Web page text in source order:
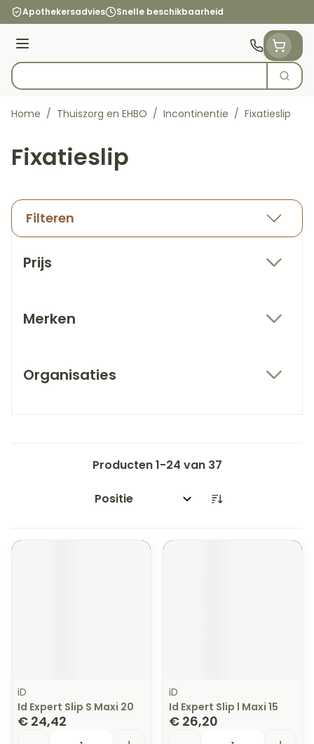
Ga naar de inhoud
Apothekersadvies Snelle beschikbaarheid
Menu
Product, merk, categorie...
Zoek
Home / Thuiszorg en EHBO / Incontinentie / Fixatieslip
Fixatieslip
Filteren
Prijs
Merken
Organisaties
Producten1-24 van 37
Sorteer op:
iD
Id Expert Slip S Maxi 20
€ 24,42
iD
Id Expert Slip l Maxi 15
€ 26,20